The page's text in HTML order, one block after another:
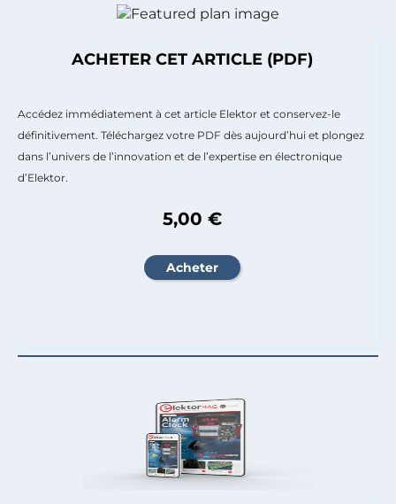
ACHETER CET ARTICLE (PDF)
Accédez immédiatement à cet article Elektor et conservez-le
définitivement. Téléchargez votre PDF dès aujourd’hui et plongez
dans l’univers de l’innovation et de l’expertise en électronique
d’Elektor.
5,00 €